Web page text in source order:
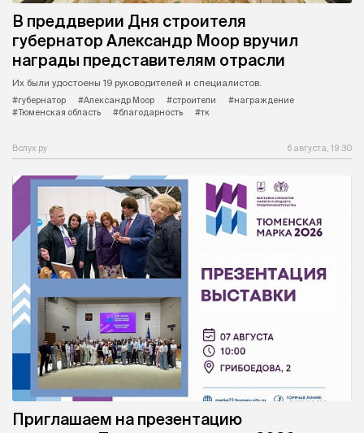
В преддверии Дня строителя
губернатор Александр Моор вручил
награды представителям отрасли
Их были удостоены 19 руководителей и специалистов.
#губернатор
#Александр Моор #строители
#награждение
#Тюменская область
#благодарность #тк
Вслух.ру 6 августа, 19:30
Приглашаем на презентацию